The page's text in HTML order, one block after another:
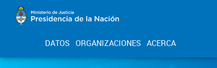
DATOS ORGANIZACIONES ACERCA